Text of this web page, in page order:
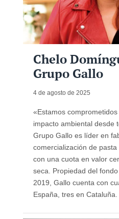
Chelo
Grupo Gallo
4 de agosto de 2025
«Estamos
impacto ambiental desde
Grupo Gallo es líder en
comercialización de
con una cuota en valor
seca. Propiedad del
2019, Gallo cuenta con
España, tres en